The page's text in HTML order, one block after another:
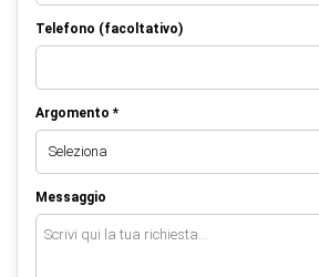
Telefono (facoltativo)
Argomento *
Messaggio